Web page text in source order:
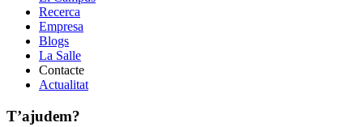
Recerca
Empresa
Blogs
La Salle
Contacte
Actualitat
T’ajudem?